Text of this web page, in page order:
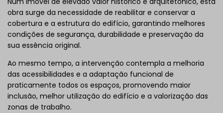
obra surge da necessidade de reabilitar e conservar a
cobertura e a estrutura do edifício, garantindo melhores
condições de segurança, durabilidade e preservação da
sua essência original.
Ao mesmo tempo, a intervenção contempla a melhoria
das acessibilidades e a adaptação funcional de
praticamente todos os espaços, promovendo maior
inclusão, melhor utilização do edifício e a valorização das
zonas de trabalho.